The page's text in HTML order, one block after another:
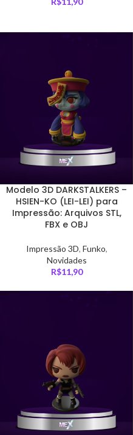
Modelo 3D DARKSTALKERS –
HSIEN-KO (LEI-LEI) para
Impressão: Arquivos STL,
FBX e OBJ
Impressão 3D, Funko,
Novidades
R$11,90